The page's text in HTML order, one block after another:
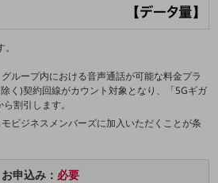
グループ内における音声通話が可能な料金プラ
く)契約回線がカウント対象となり、「5Gギガ
割引します。
ビジネスメンバーズに加入いただくことが条
お申込み： 必要